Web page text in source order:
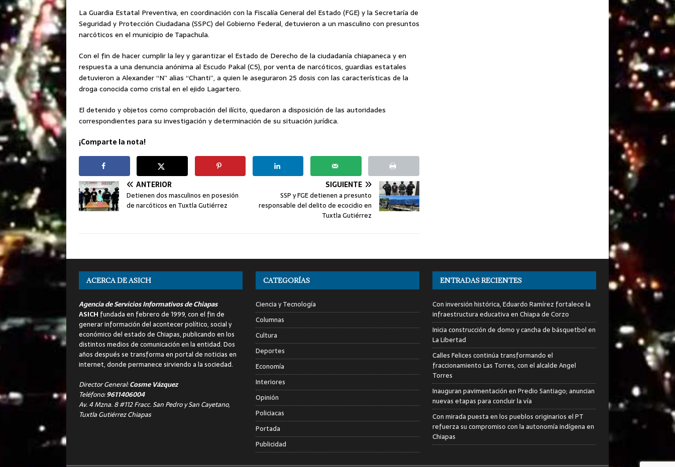
La Guardia Estatal Preventiva, en coordinación con la Fiscalía General del Estado (FGE) y la Secretaría de
Seguridad y Protección Ciudadana (SSPC) del Gobierno Federal, detuvieron a un masculino con presuntos
narcóticos en el municipio de Tapachula.
Con el fin de hacer cumplir la ley y garantizar el Estado de Derecho de la ciudadanía chiapaneca y en
respuesta a una denuncia anónima al Escudo Pakal (C5), por venta de narcóticos, guardias estatales
detuvieron a Alexander “N” alias “Chanti”, a quien le aseguraron 25 dosis con las características de la
droga conocida como cristal en el ejido Lagartero.
El detenido y objetos como comprobación del ilícito, quedaron a disposición de las autoridades
correspondientes para su investigación y determinación de su situación jurídica.
¡Comparte la nota!
ANTERIOR
Detienen dos masculinos en posesión
de narcóticos en Tuxtla Gutiérrez
SIGUIENTE
SSP y FGE detienen a presunto
responsable del delito de ecocidio en
Tuxtla Gutiérrez
ACERCA DE ASICH
Agencia de Servicios Informativos de Chiapas
ASICH fundada en febrero de 1999, con el fin de
generar información del acontecer político, social y
económico del estado de Chiapas, publicando en los
distintos medios de comunicación en la entidad. Dos
años después se transforma en portal de noticias en
internet, donde permanece sirviendo a la sociedad.
Director General:Cosme Vázquez
Teléfono:9611406004
Av. 4 Mzna. 8 #112 Fracc. San Pedro y San Cayetano,
Tuxtla Gutiérrez Chiapas
CATEGORÍAS
Ciencia y Tecnología
Columnas
Cultura
Deportes
Economía
Interiores
Opinión
Policiacas
Portada
Publicidad
ENTRADAS RECIENTES
Con inversión histórica, Eduardo Ramírez fortalece la
infraestructura educativa en Chiapa de Corzo
Inicia construcción de domo y cancha de básquetbol en
La Libertad
Calles Felices continúa transformando el
fraccionamiento Las Torres, con el alcalde Angel
Torres
Inauguran pavimentación en Predio Santiago; anuncian
nuevas etapas para concluir la vía
Con mirada puesta en los pueblos originarios el PT
refuerza su compromiso con la autonomía indígena en
Chiapas